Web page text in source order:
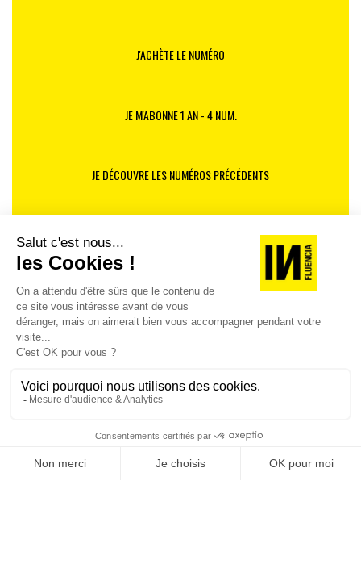
J'ACHÈTE LE NUMÉRO
JE M'ABONNE 1 AN - 4 NUM.
JE DÉCOUVRE LES NUMÉROS PRÉCÉDENTS